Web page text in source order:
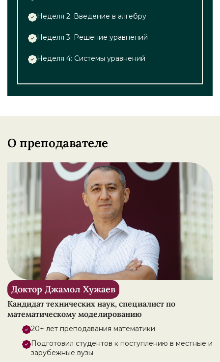
Неделя 2: Введение в алгебру
Неделя 3: Решение уравнений
Неделя 4: Системы уравнений
О преподавателе
Доктор Джамол Хужаев
Кандидат технических наук, специалист по
математическому моделированию
20+ лет преподавания математики
Подготовил студентов к поступлению в местные и
зарубежные вузы